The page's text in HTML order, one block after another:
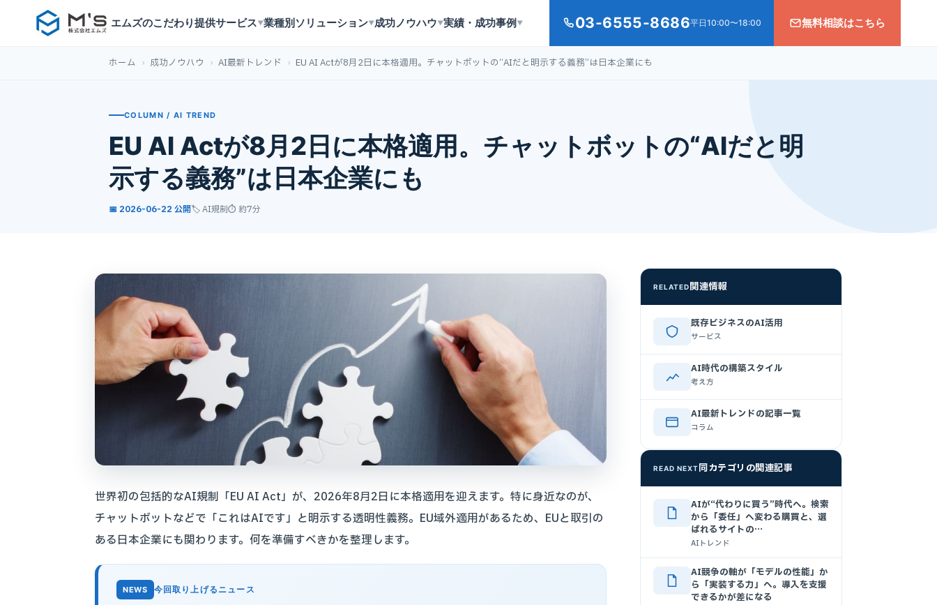
エムズのこだわり提供サービス▼業種別ソリューション▼成功ノウハウ▼実績・成功事例 ▼ 03-6555-8686平日10:00〜18:00 無料相談はこちら
ホーム › 成功ノウハウ › AI最新トレンド › EU AI Actが8月2日に本格適用。チャットボットの“AIだと明示する義務”は日本企業にも
COLUMN / AI TREND
EU AI Actが8月2日に本格適用。チャットボットの“AIだと明
示する義務”は日本企業にも
📅 2026-06-22 公開🏷️ AI規制⏱ 約7分
世界初の包括的なAI規制「EU AI Act」が、2026年8月2日に本格適用を迎えます。特に身近なのが、
チャットボットなどで「これはAIです」と明示する透明性義務。EU域外適用があるため、EUと取引の
ある日本企業にも関わります。何を準備すべきかを整理します。
今回取り上げるニュース
RELATED関連情報
既存ビジネスのAI活用
サービス
AI時代の構築スタイル
考え方
AI最新トレンドの記事一覧
コラム
READ NEXT同カテゴリの関連記事
AIが“代わりに買う”時代へ。検索
から「委任」へ変わる購買と、選
ばれるサイトの…
AIトレンド
AI競争の軸が「モデルの性能」か
ら「実装する力」へ。導入を支援
できるかが差になる